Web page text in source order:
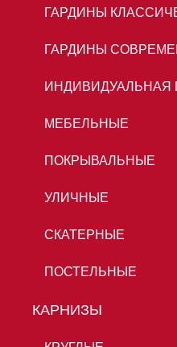
ГАРДИНЫ
ГАРДИНЫ
ИНДИВИДУАЛЬНАЯ
МЕБЕЛЬНЫЕ
ПОКРЫВАЛЬНЫЕ
УЛИЧНЫЕ
СКАТЕРНЫЕ
ПОСТЕЛЬНЫЕ
КАРНИЗЫ